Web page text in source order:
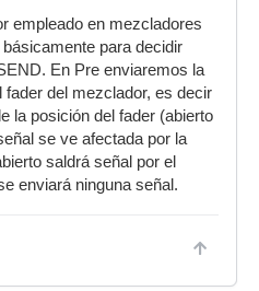
empleado en mezcladores
para decidir
En Pre enviaremos la
del mezclador, es decir
la posición del fader (abierto
se ve afectada por la
saldrá señal por el
enviará ninguna señal.